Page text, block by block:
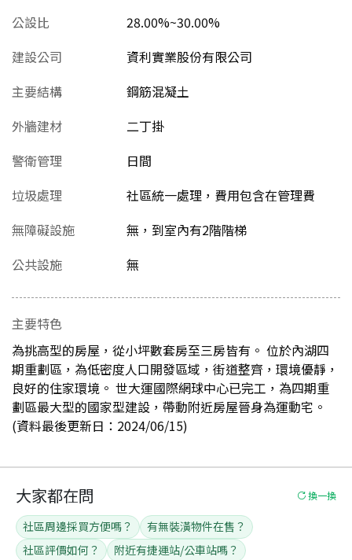
公設比
28.00%~30.00%
建設公司
資利實業股份有限公司
主要結構
鋼筋混凝土
外牆建材
二丁掛
警衛管理
日間
垃圾處理
社區統一處理，費用包含在管理費
無障礙設施
無，到室內有2階階梯
公共設施
無
主要特色
為挑高型的房屋，從小坪數套房至三房皆有。 位於內湖四
期重劃區，為低密度人口開發區域，街道整齊，環境優靜，
良好的住家環境。 世大運國際網球中心已完工，為四期重
劃區最大型的國家型建設，帶動附近房屋晉身為運動宅。
(資料最後更新日：2024/06/15)
大家都在問 換一換
社區周邊採買方便嗎？
有無裝潢物件在售？
社區評價如何？
附近有捷運站/公車站嗎？